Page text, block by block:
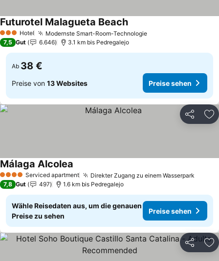
3 SterneHotel Modernste Smart-Room-TechnologiePreise sehen
Futurotel Malagueta BeachPreise sehen
7,5 Gut 6.646 3.1 km bis Pedregalejo
Ab 38 €
Preise von 13 Websites Preise sehen
Teilen
4 Sterne Serviced apartment Direkter Zugang zu einem Wasserpark
Málaga Alcolea
7,8 Gut 497 1.6 km bis Pedregalejo
Wähle Reisedaten aus, um die genauen
Preise zu sehen
Preise sehen
Teilen